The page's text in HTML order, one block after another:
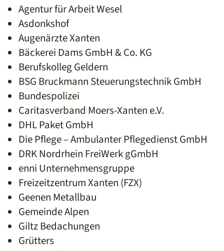
Agentur für Arbeit Wesel
Asdonkshof
Augenärzte Xanten
Bäckerei Dams GmbH & Co. KG
Berufskolleg Geldern
BSG Bruckmann Steuerungstechnik GmbH
Bundespolizei
Caritasverband Moers-Xanten e.V.
DHL Paket GmbH
Die Pflege – Ambulanter Pflegedienst GmbH
DRK Nordrhein FreiWerk gGmbH
enni Unternehmensgruppe
Freizeitzentrum Xanten (FZX)
Geenen Metallbau
Gemeinde Alpen
Giltz Bedachungen
Grütters